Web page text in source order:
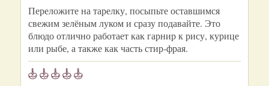
Переложите на тарелку, посыпьте оставшимся
свежим зелёным луком и сразу подавайте. Это
блюдо отлично работает как гарнир к рису, курице
или рыбе, а также как часть стир‑фрая.